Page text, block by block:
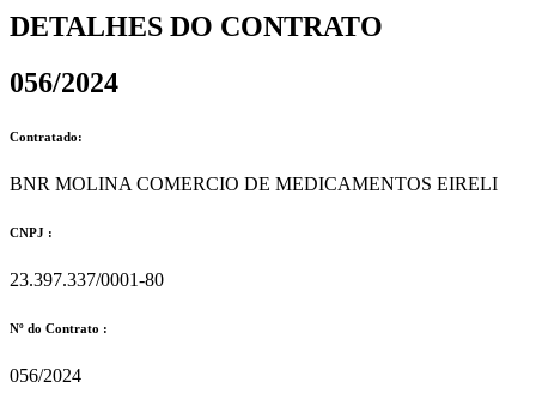
DETALHES DO CONTRATO​
056/2024
Contratado:
BNR MOLINA COMERCIO DE MEDICAMENTOS EIRELI
CNPJ :
23.397.337/0001-80
Nº do Contrato :
056/2024